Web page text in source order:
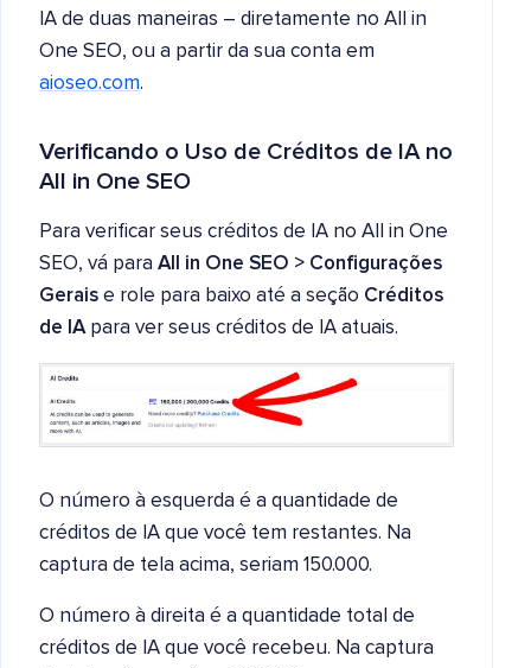
IA de duas maneiras – diretamente no All in
One SEO, ou a partir da sua conta em
aioseo.com.
Verificando o Uso de Créditos de IA no
All in One SEO
Para verificar seus créditos de IA no All in One
SEO, vá para All in One SEO > Configurações
Gerais e role para baixo até a seção Créditos
de IApara ver seus créditos de IA atuais.
O número à esquerda é a quantidade de
créditos de IA que você tem restantes. Na
captura de tela acima, seriam 150.000.
O número à direita é a quantidade total de
créditos de IA que você recebeu. Na captura